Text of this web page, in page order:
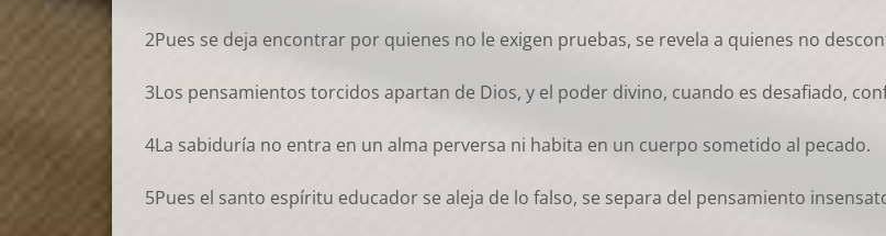
2Pues se deja encontrar por quienes no le exigen pruebas, se revela a quienes no
3Los pensamientos torcidos apartan de Dios, y el poder divino, cuando es desafiado,
4La sabiduría no entra en un alma perversa ni habita en un cuerpo sometido al pecado.
5Pues el santo espíritu educador se aleja de lo falso, se separa del pensamiento